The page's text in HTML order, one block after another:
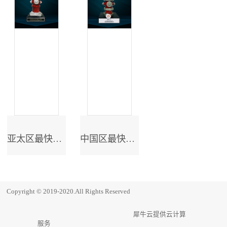
亚太区最快成长奖 中国区最快成长奖
Copyright © 2019-2020.All Rights Reserved
犀牛云提供云计算
服务